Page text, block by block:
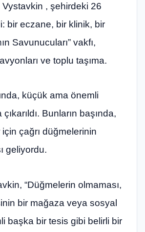
, şehirdeki 26
bir eczane, bir klinik, bir
Savunucuları” vakfı,
ve toplu taşıma.
küçük ama önemli
Bunların başında,
çağrı düğmelerinin
geliyordu.
“Düğmelerin olmaması,
bir mağaza veya sosyal
başka bir tesis gibi belirli bir